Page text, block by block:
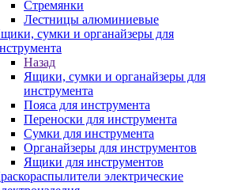
Стремянки
Лестницы алюминиевые
сумки и органайзеры для
Назад
Ящики, сумки и органайзеры для
инструмента
Пояса для инструмента
Переноски для инструмента
Сумки для инструмента
Органайзеры для инструментов
Ящики для инструментов
электрические